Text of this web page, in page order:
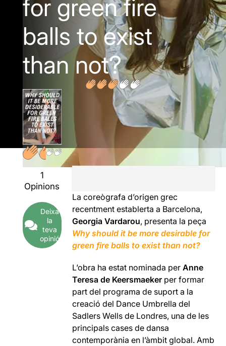
for green fire
balls to exist
than not?
1
Opinions
Deixa
la
teva
opinió
La coreògrafa d’origen grec
recentment establerta a Barcelona,
Georgia Vardarou, presenta la peça
Why should it be more desirable for
green fire balls to exist than not?
L’obra ha estat nominada perAnne
Teresa de Keersmaeker per formar
part del programa de suport a la
creació del Dance Umbrella del
Sadlers Wells de Londres, una de les
principals cases de dansa
contemporània en l’àmbit global. Amb